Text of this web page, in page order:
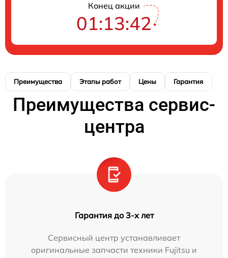
Конец акции
01:13:41
Преимущества Этапы работ Цены Гарантия
Преимущества сервис-
центра
Гарантия до 3-х лет
Сервисный центр устанавливает
оригинальные запчасти техники Fujitsu и